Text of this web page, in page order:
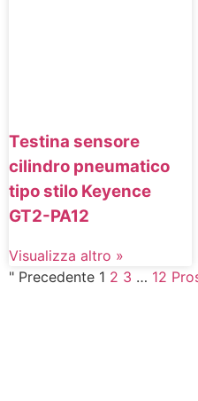
Testina sensore
cilindro pneumatico
tipo stilo Keyence
GT2-PA12
Visualizza altro »
" Precedente 1 2 3 … 12